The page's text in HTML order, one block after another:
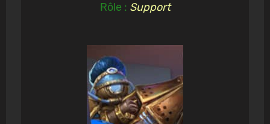
Rôle : Support